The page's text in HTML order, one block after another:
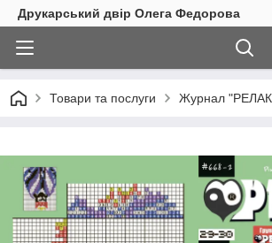
Друкарський двір Олега Федорова
Товари та послуги Журнал